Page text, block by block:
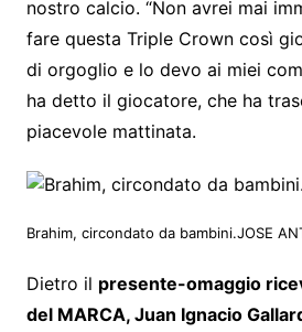
nostro calcio. “Non avrei mai
fare questa Triple Crown così
di orgoglio e lo devo ai miei
ha detto il giocatore, che ha
piacevole mattinata.
Brahim, circondato da bambini.JOSE
Dietro il presente-omaggio
del MARCA, Juan Ignacio